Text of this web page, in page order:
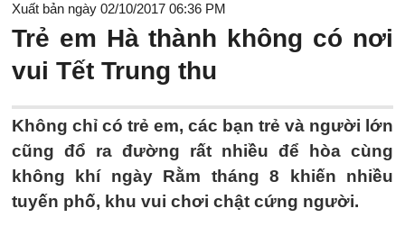
Xuất bản ngày 02/10/2017 06:36 PM
Trẻ em Hà thành không có nơi
vui Tết Trung thu
Không chỉ có trẻ em, các bạn trẻ và người lớn
cũng đổ ra đường rất nhiều để hòa cùng
không khí ngày Rằm tháng 8 khiến nhiều
tuyến phố, khu vui chơi chật cứng người.